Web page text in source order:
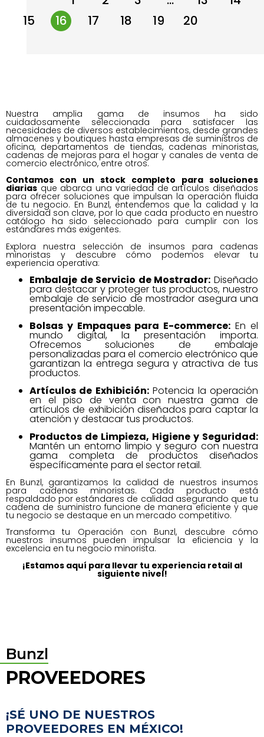
15
16 17 18 19 20
Nuestra amplia gama de insumos ha sido
cuidadosamente seleccionada para satisfacer las
necesidades de diversos establecimientos, desde grandes
almacenes y boutiques hasta empresas de suministros de
oficina, departamentos de tiendas, cadenas minoristas,
cadenas de mejoras para el hogar y canales de venta de
comercio electrónico, entre otros.
Contamos con un stock completo para soluciones
diarias que abarca una variedad de artículos diseñados
para ofrecer soluciones que impulsan la operación fluida
de tu negocio. En Bunzl, entendemos que la calidad y la
diversidad son clave, por lo que cada producto en nuestro
catálogo ha sido seleccionado para cumplir con los
estándares más exigentes.
Explora nuestra selección de insumos para cadenas
minoristas y descubre cómo podemos elevar tu
experiencia operativa:
Embalaje de Servicio de Mostrador: Diseñado
para destacar y proteger tus productos, nuestro
embalaje de servicio de mostrador asegura una
presentación impecable.
Bolsas y Empaques para E-commerce: En el
mundo digital, la presentación importa.
Ofrecemos soluciones de embalaje
personalizadas para el comercio electrónico que
garantizan la entrega segura y atractiva de tus
productos.
Artículos de Exhibición:Potencia la operación
en el piso de venta con nuestra gama de
artículos de exhibición diseñados para captar la
atención y destacar tus productos.
Productos de Limpieza, Higiene y Seguridad:
Mantén un entorno limpio y seguro con nuestra
gama completa de productos diseñados
específicamente para el sector retail.
En Bunzl, garantizamos la calidad de nuestros insumos
para cadenas minoristas. Cada producto está
respaldado por estándares de calidad asegurando que tu
cadena de suministro funcione de manera eficiente y que
tu negocio se destaque en un mercado competitivo.
Transforma tu Operación con Bunzl, descubre cómo
nuestros insumos pueden impulsar la eficiencia y la
excelencia en tu negocio minorista.
¡Estamos aquí para llevar tu experiencia retail al
siguiente nivel!
Bunzl
PROVEEDORES
¡SÉ UNO DE NUESTROS
PROVEEDORES EN MÉXICO!